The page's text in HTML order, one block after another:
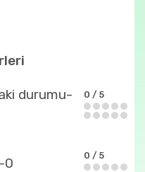
durumu-
0 / 5
0 0 / 5